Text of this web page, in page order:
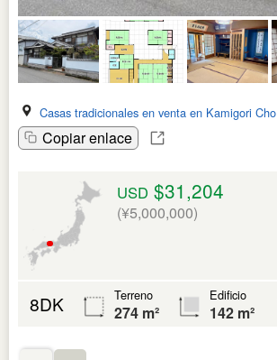
Casas tradicionales en venta en Kamigori Cho
Copiar enlace
USD $31,204
(¥5,000,000)
8DK Terreno
274 m²
Edificio
142 m²